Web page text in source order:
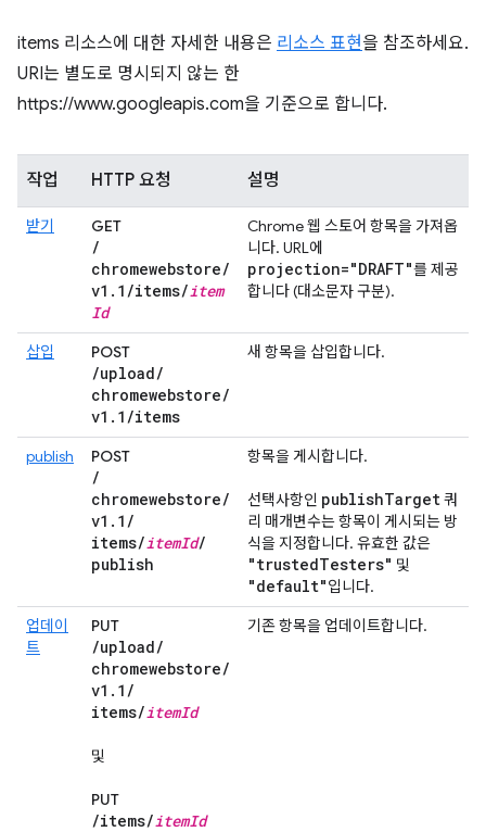
items 리소스에 대한 자세한 내용은 리소스 표현을 참조하세요.
URI는 별도로 명시되지 않는 한
https://www.googleapis.com을 기준으로 합니다.
작업 HTTP 요청 설명
받기 GET
/
chromewebstore/
v1 . 1 /items/item
Id
Chrome 웹 스토어 항목을 가져옵
니다. URL에
projection="DRAFT"를 제공
합니다 (대소문자 구분).
삽입 POST
/upload/
chromewebstore/
v1 . 1 /items
새 항목을 삽입합니다.
publish POST
/
chromewebstore/
v1 . 1 /
items/itemId/
publish
항목을 게시합니다.
선택사항인 publishTarget쿼
리 매개변수는 항목이 게시되는 방
식을 지정합니다. 유효한 값은
"trustedTesters" 및
"default"입니다.
업데이
트
PUT
/upload/
chromewebstore/
v1 . 1 /
items/itemId
및
PUT
/items/itemId
기존 항목을 업데이트합니다.